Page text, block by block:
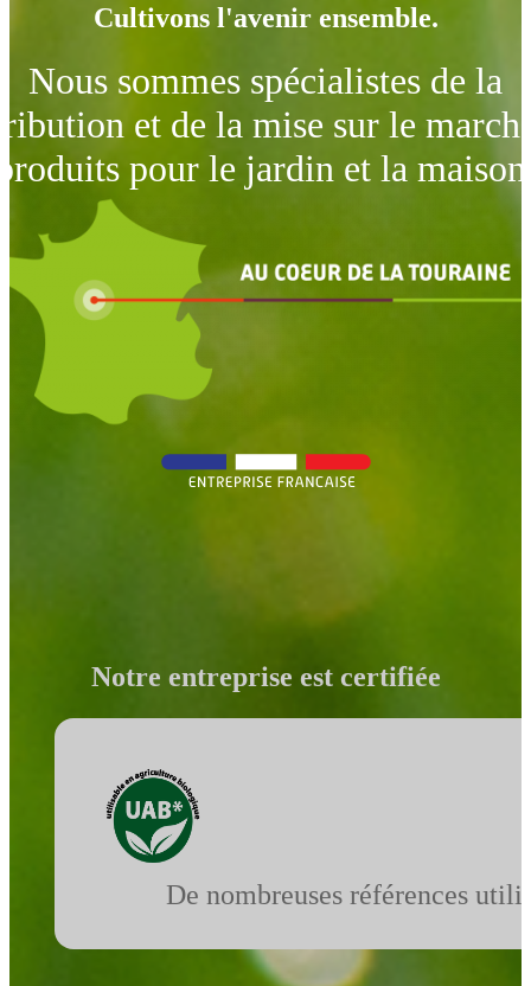
Cultivons l'avenir ensemble.
Nous sommes spécialistes de la
et de la mise sur le
pour le jardin et la
Notre entreprise est certifiée
De nombreuses références